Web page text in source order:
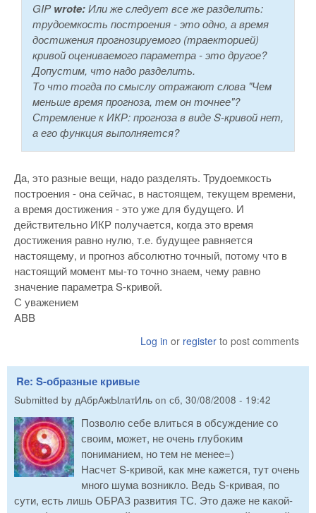
GIPwrote:Или же следует все же разделить:
трудоемкость построения - это одно, а время
достижения прогнозируемого (траекторией)
кривой оцениваемого параметра - это другое?
Допустим, что надо разделить.
То что тогда по смыслу отражают слова "Чем
меньше время прогноза, тем он точнее"?
Стремление к ИКР: прогноза в виде S-кривой нет,
а его функция выполняется?
Да, это разные вещи, надо разделять. Трудоемкость
построения - она сейчас, в настоящем, текущем времени,
а время достижения - это уже для будущего. И
действительно ИКР получается, когда это время
достижения равно нулю, т.е. будущее равняется
настоящему, и прогноз абсолютно точный, потому что в
настоящий момент мы-то точно знаем, чему равно
значение параметра S-кривой.
С уважением
ABB
Log in or register to post comments
Re: S-образные кривые
Submitted by дАбрАжЫлатИль on сб, 30/08/2008 - 19:42
Позволю себе влиться в обсуждение со
своим, может, не очень глубоким
пониманием, но тем не менее=)
Насчет S-кривой, как мне кажется, тут очень
много шума возникло. Ведь S-кривая, по
сути, есть лишь ОБРАЗ развития ТС. Это даже не какой-